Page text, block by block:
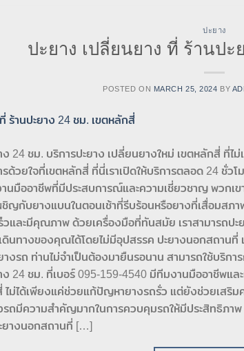
ปะยาง
ปะยาง เปลี่ยนยาง ที่ ร้านป
POSTED ON MARCH 25, 2024 BY
ง 24 ชม. บริการปะยาง เปลี่ยนยางใหม่ เขตหลักสี่ ที่
ด้วยใจที่เขตหลักสี่ ที่นี่เราเปิดให้บริการตลอด 24 ชั่ว
นมืออาชีพที่มีประสบการณ์และความเชี่ยวชาญ พวกเ
ญกับยางแบนในตอนเช้าที่รีบร้อนหรือยางที่เสื่อมสภ
และมีคุณภาพ ด้วยเครื่องมือที่ทันสมัย เราสามารถป
ดินทางของคุณได้โดยไม่มีอุปสรรค ปะยางนอกสถาน
งรถ ท่านไม่จำเป็นต้องมายืนรอนาน สามารถใช้บริก
ง 24 ชม. ที่เบอร์ 095-159-4540 มีทีมงานมืออาชีพแ
ม่ได้เพียงแค่ช่วยแก้ปัญหายางรถรั่ว แต่ยังช่วยเสริ
รถมีความสำคัญมากในการควบคุมรถให้มีประสิทธิภา
ยางนอกสถานที่ […]